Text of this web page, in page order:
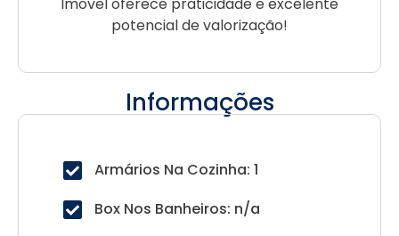
potencial de valorização!
Informações
Armários Na Cozinha: 1
Box Nos Banheiros: n/a